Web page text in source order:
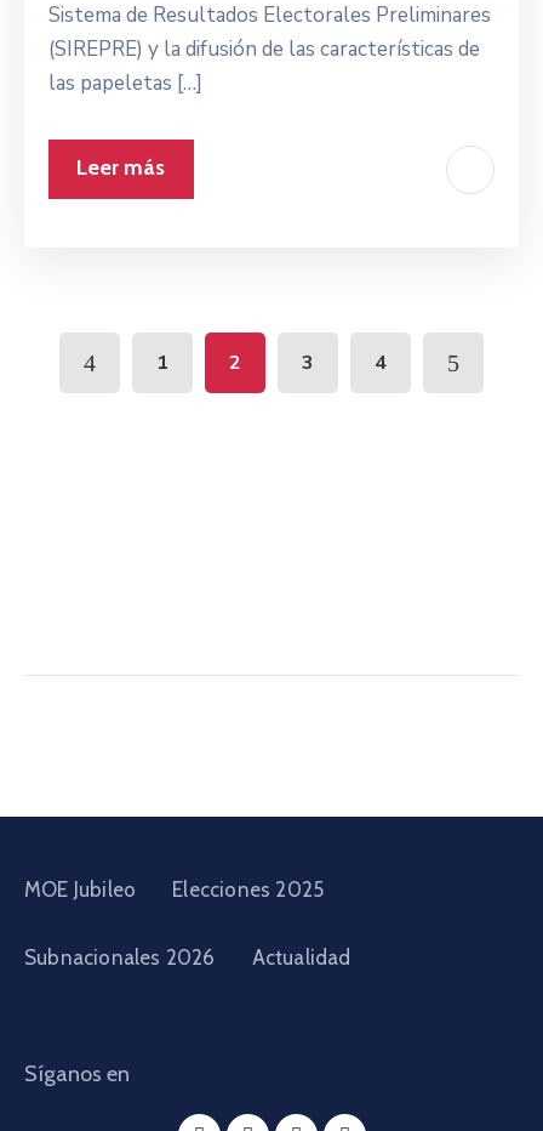
Sistema de Resultados Electorales Preliminares
(SIREPRE) y la difusión de las características de
las papeletas […]
Leer más
1 2 3 4
MOE Jubileo Elecciones 2025
Subnacionales 2026 Actualidad
Síganos en